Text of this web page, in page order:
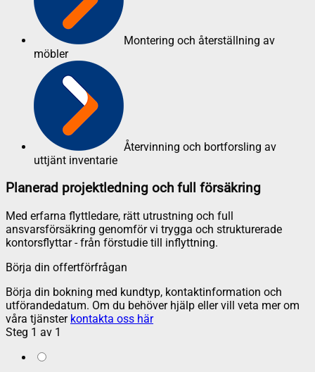
Montering och återställning av
möbler
Återvinning och bortforsling av
uttjänt inventarie
Planerad projektledning och full försäkring
Med erfarna flyttledare, rätt utrustning och full
ansvarsförsäkring genomför vi trygga och strukturerade
kontorsflyttar - från förstudie till inflyttning.
Börja din offertförfrågan
Börja din bokning med kundtyp, kontaktinformation och
utförandedatum. Om du behöver hjälp eller vill veta mer om
våra tjänster kontakta oss här
Steg 1 av 1